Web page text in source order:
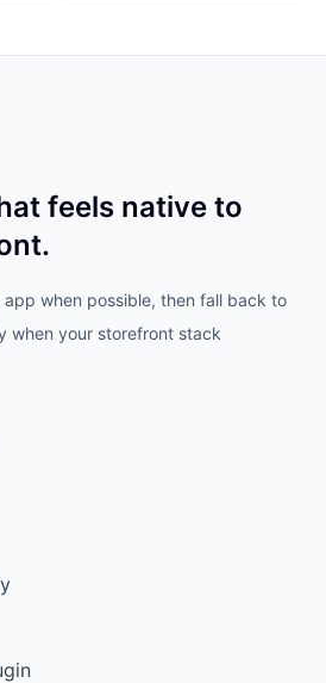
feels native to
when possible, then fall back to
when your storefront stack